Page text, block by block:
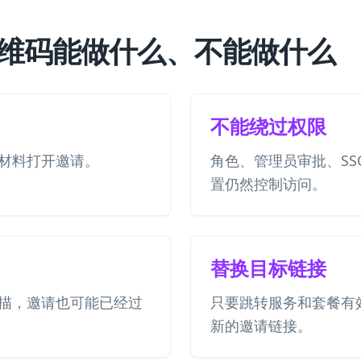
码能做什么、不能做什么
料打开邀请。
不能绕过权限
角色、管理员审批、
置仍然控制访问。
，邀请也可能已经过
替换目标链接
只要跳转服务和套餐
新的邀请链接。